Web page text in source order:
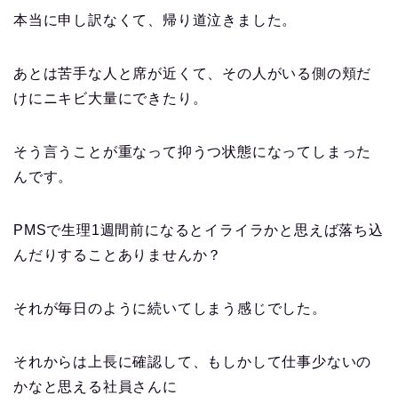
本当に申し訳なくて、帰り道泣きました。
あとは苦手な人と席が近くて、その人がいる側の頬だ
けにニキビ大量にできたり。
そう言うことが重なって抑うつ状態になってしまった
んです。
PMSで生理1週間前になるとイライラかと思えば落ち込
んだりすることありませんか？
それが毎日のように続いてしまう感じでした。
それからは上長に確認して、もしかして仕事少ないの
かなと思える社員さんに